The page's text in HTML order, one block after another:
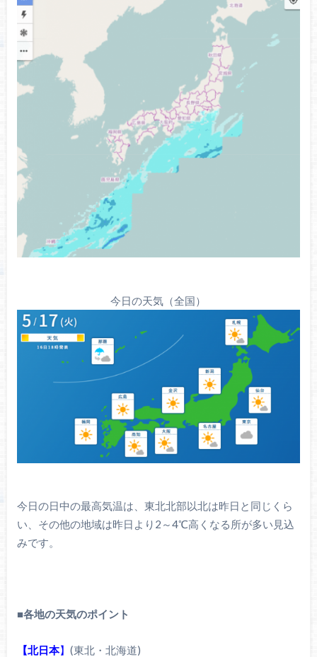
今日の天気（全国）
今日の日中の最高気温は、東北北部以北は昨日と同じくら
い、その他の地域は昨日より2～4℃高くなる所が多い見込
みです。
■各地の天気のポイント
【北日本】 (東北・北海道)